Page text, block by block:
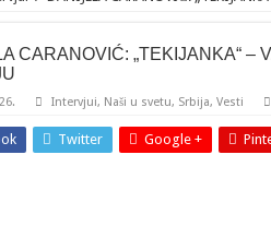
CARANOVIĆ: „TEKIJANKA“ –
Intervjui, Naši u svetu, Srbija, Vesti
Twitter Google +